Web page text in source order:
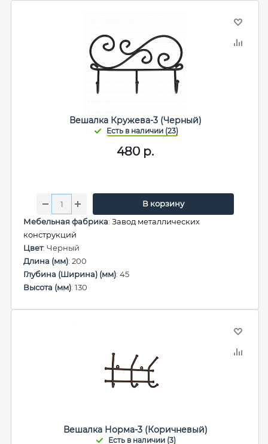
Вешалка Кружева-3 (Черный)
480 р.
В корзину
Мебельная фабрика: Завод металлических
конструкций
Цвет: Черный
Длина (мм): 200
Глубина (Ширина) (мм): 45
Высота (мм): 130
Вешалка Норма-3 (Коричневый)